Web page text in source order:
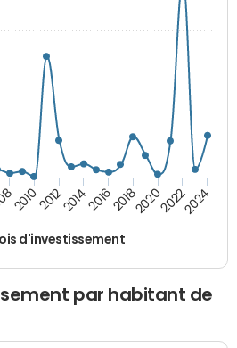
d'investissement
20102012201420162018202020222024
par habitant de